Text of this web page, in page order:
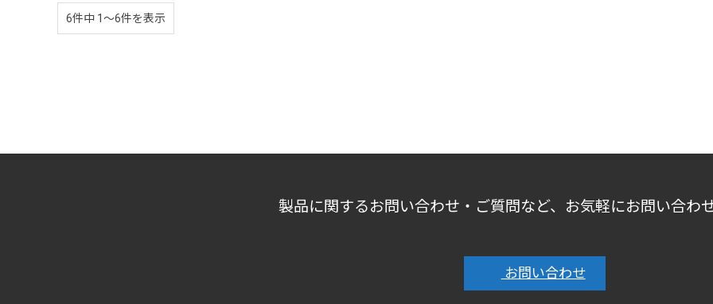
6件中 1〜6件を表示
製品に関するお問い合わせ・ご質問など、お気軽にお問い合わ
お問い合わせ